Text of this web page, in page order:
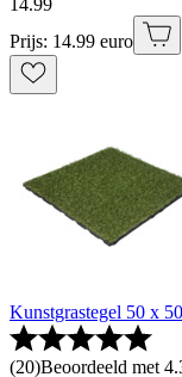
Prijs: 14.99 euro
Kunstgrastegel 50 x
(20)Beoordeeld met